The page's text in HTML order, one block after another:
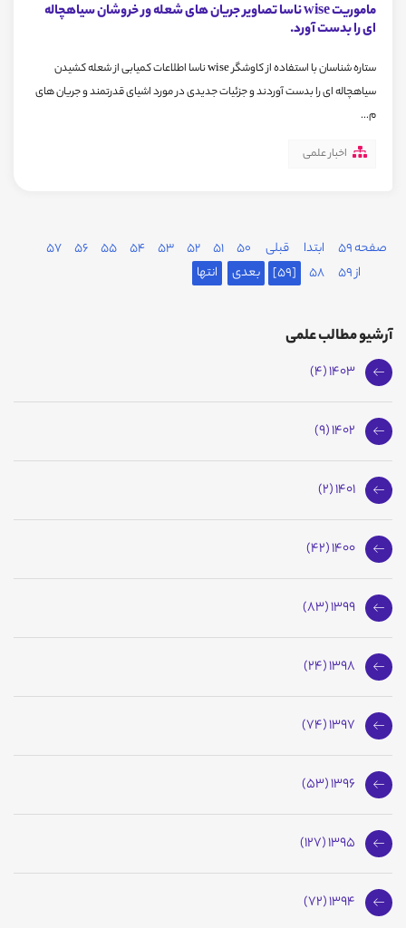
ماموریت wise ناسا تصاویر جریان های شعله ور خروشان سیاهچاله
ای را بدست آورد.
ستاره شناسان با استفاده از کاوشگر wise ناسا اطلاعات کمیابی از شعله کشیدن
سیاهچاله ای را بدست آوردند و جزئیات جدیدی در مورد اشیای قدرتمند و جریان های
م...
اخبار علمی
صفحه 59
از 59
ابتدا قبلی 50
51
52
53
54
55
56
57
58
[59] بعدی انتها
آرشیو مطالب علمی
1403 (4)
1402 (9)
1401 (2)
1400 (42)
1399 (83)
1398 (24)
1397 (74)
1396 (53)
1395 (127)
1394 (72)